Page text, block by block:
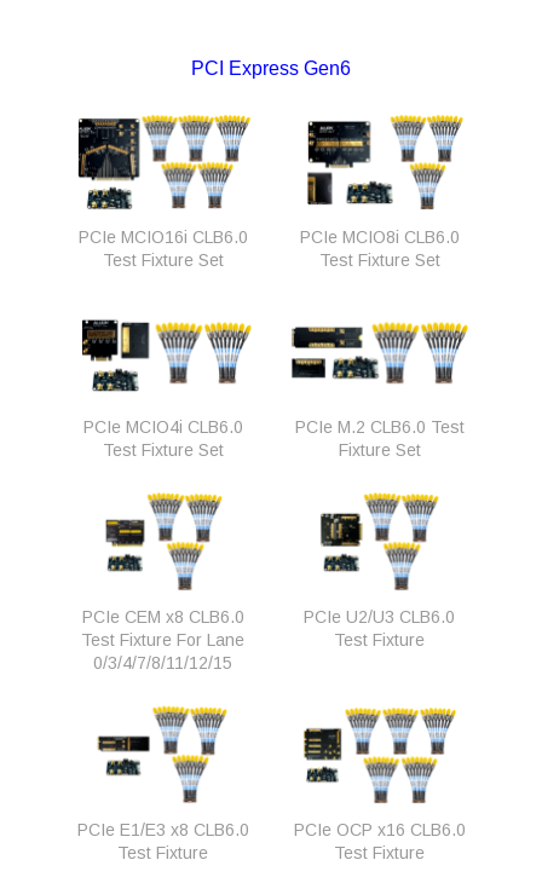
PCI Express Gen6
PCIe MCIO16i CLB6.0
Test Fixture Set
PCIe MCIO8i CLB6.0
Test Fixture Set
PCIe MCIO4i CLB6.0
Test Fixture Set
PCIe M.2 CLB6.0 Test
Fixture Set
PCIe CEM x8 CLB6.0
Test Fixture For Lane
0/3/4/7/8/11/12/15
PCIe U2/U3 CLB6.0
Test Fixture
PCIe E1/E3 x8 CLB6.0
Test Fixture
PCIe OCP x16 CLB6.0
Test Fixture